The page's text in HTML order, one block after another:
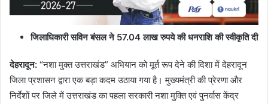
जिलाधिकारी सविन बंसल ने 57.04लाख रुपये की धनराशि की स्वीकृति दी
देहरादून: “नशा मुक्त उत्तराखंड” अभियान को मूर्त रूप देने की दिशा में देहरादून
जिला प्रशासन द्वारा एक बड़ा कदम उठाया गया है। मुख्यमंत्री की प्रेरणा और
निर्देशों पर जिले में उत्तराखंड का पहला सरकारी नशा मुक्ति एवं पुनर्वास केंद्र